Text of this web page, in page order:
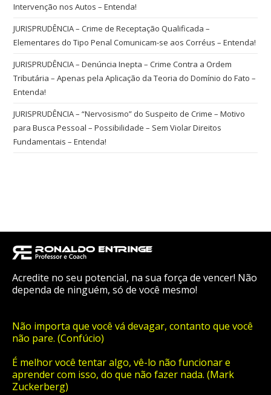
Intervenção nos Autos – Entenda!
JURISPRUDÊNCIA – Crime de Receptação Qualificada –
Elementares do Tipo Penal Comunicam-se aos Corréus – Entenda!
JURISPRUDÊNCIA – Denúncia Inepta – Crime Contra a Ordem
Tributária – Apenas pela Aplicação da Teoria do Domínio do Fato –
Entenda!
JURISPRUDÊNCIA – “Nervosismo” do Suspeito de Crime – Motivo
para Busca Pessoal – Possibilidade – Sem Violar Direitos
Fundamentais – Entenda!
Acredite no seu potencial, na sua força de vencer! Não
dependa de ninguém, só de você mesmo!
Não importa que você vá devagar, contanto que você
não pare. (Confúcio)
É melhor você tentar algo, vê-lo não funcionar e
aprender com isso, do que não fazer nada. (Mark
Zuckerberg)